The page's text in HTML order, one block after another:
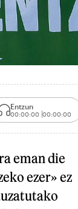
Entzun
00:00:00 00:00:00
eman die
ezer» ez